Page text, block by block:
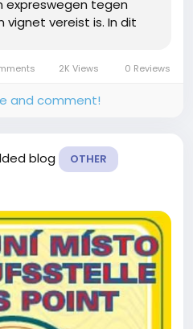
expreswegen tegen
vignet vereist is. In dit
2K Views 0 Reviews
and comment!
blog OTHER